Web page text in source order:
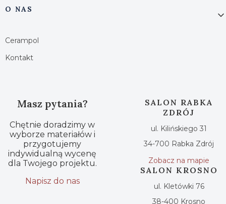
O NAS
Cerampol
Kontakt
Masz pytania?
Chętnie doradzimy w
wyborze materiałów i
przygotujemy
indywidualną wycenę
dla Twojego projektu.
Napisz do nas
SALON RABKA
ZDRÓJ
ul. Kilińskiego 31
34-700 Rabka Zdrój
Zobacz na mapie
SALON KROSNO
ul. Kletówki 76
38-400 Krosno